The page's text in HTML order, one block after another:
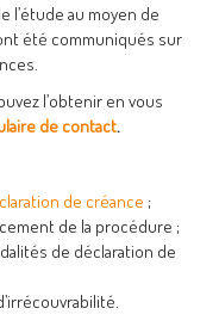
l’étude au moyen de
été communiqués sur
l’obtenir en vous
de contact.
de créance ;
de la procédure ;
de déclaration de